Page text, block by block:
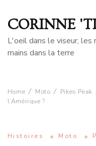
CORINNE
L'oeil dans le viseur, les
mains dans la terre
Home Moto Pikes Peak
l’Amérique ?
Histoires Moto